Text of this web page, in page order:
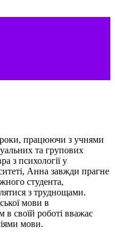
працюючи з учнями
та групових
з психології у
Анна завжди прагне
студента,
з труднощами.
мови в
в своїй роботі вважає
мови.